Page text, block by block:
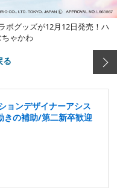
ボグッズが12月12日発売！ハ
ゃかわ
る
ョンデザイナーアシス
きの補助/第二新卒歓迎